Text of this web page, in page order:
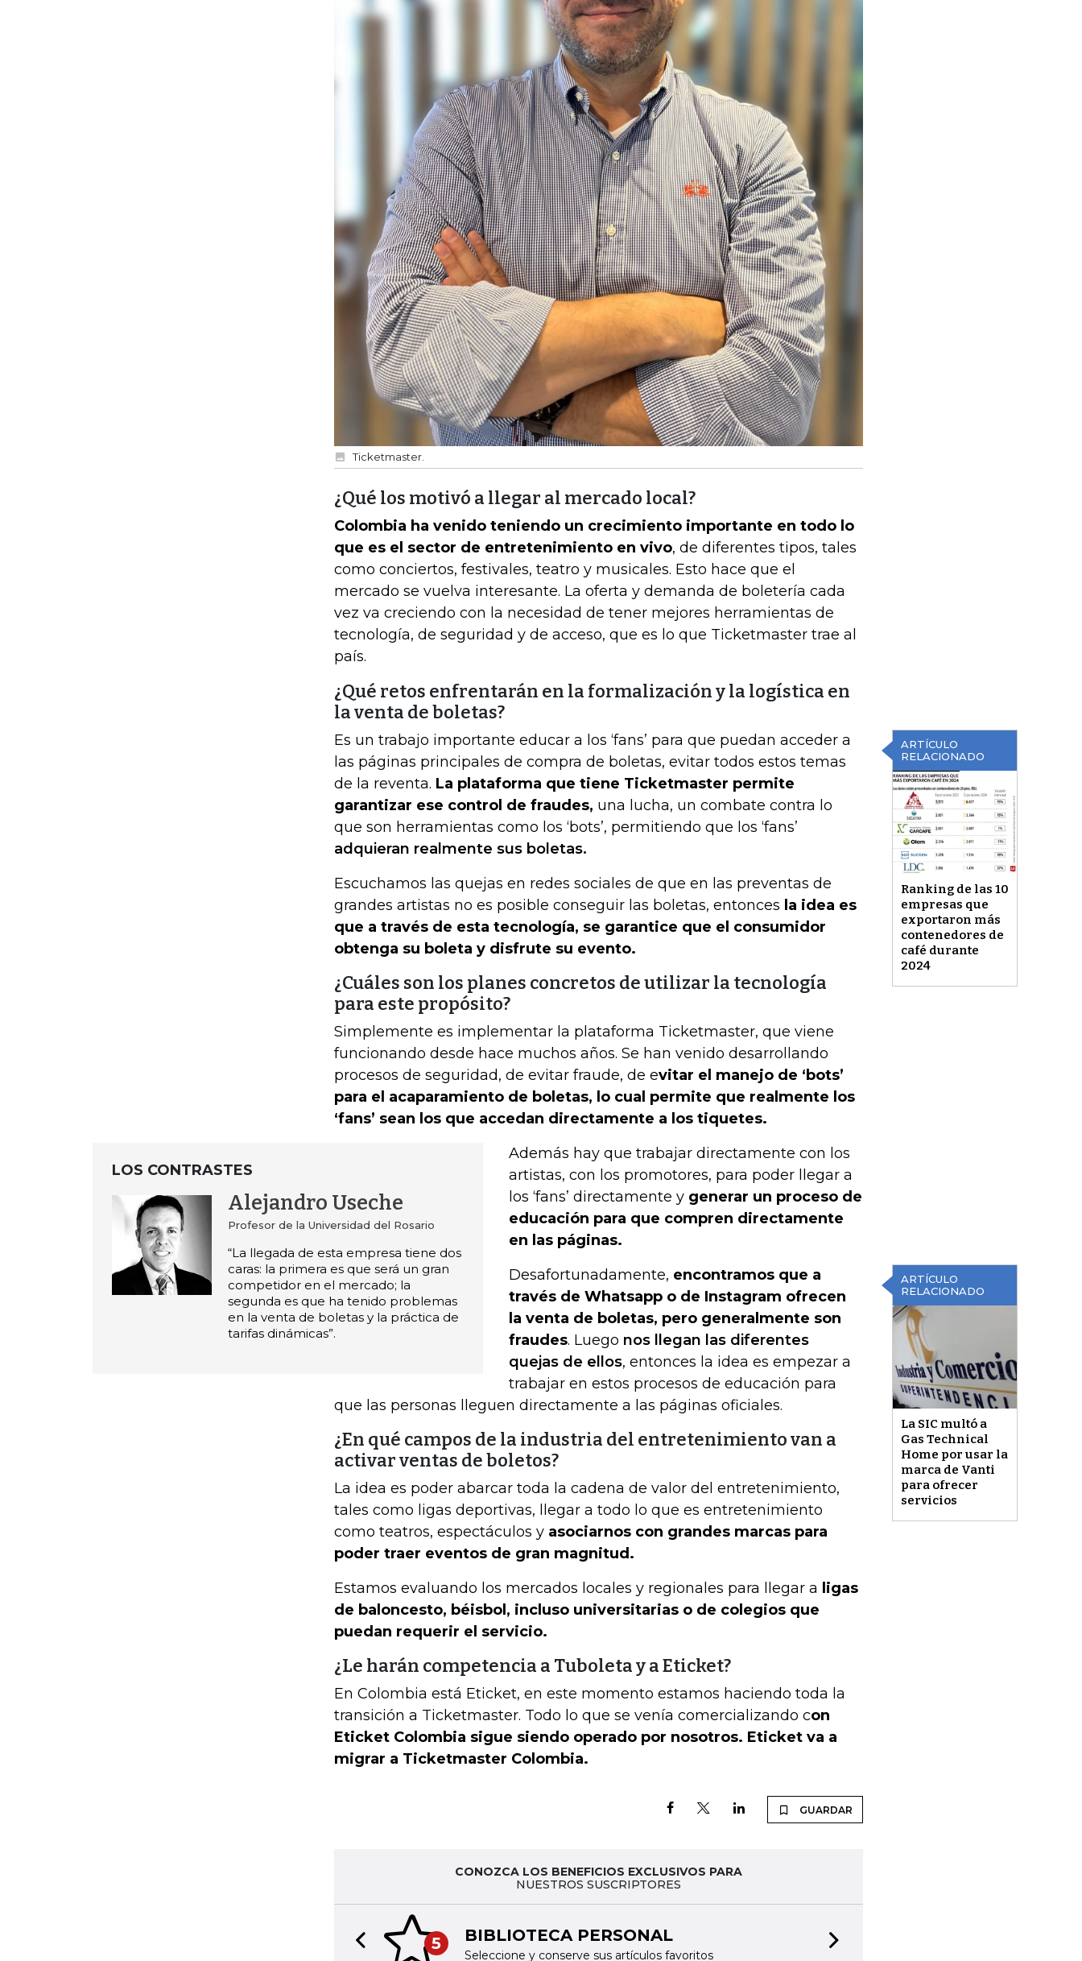
Ticketmaster.
¿Qué los motivó a llegar al mercado local?
Colombia ha venido teniendo un crecimiento importante en todo lo
que es el sector de entretenimiento en vivo, de diferentes tipos, tales
como conciertos, festivales, teatro y musicales. Esto hace que el
mercado se vuelva interesante. La oferta y demanda de boletería cada
vez va creciendo con la necesidad de tener mejores herramientas de
tecnología, de seguridad y de acceso, que es lo que Ticketmaster trae al
país.
¿Qué retos enfrentarán en la formalización y la logística en
la venta de boletas?
ARTÍCULO
RELACIONADO
Ranking de las 10
empresas que
exportaron más
contenedores de
café durante
2024
Es un trabajo importante educar a los ‘fans’ para que puedan acceder a
las páginas principales de compra de boletas, evitar todos estos temas
de la reventa. La plataforma que tiene Ticketmaster permite
garantizar ese control de fraudes, una lucha, un combate contra lo
que son herramientas como los ‘bots’, permitiendo que los ‘fans’
adquieran realmente sus boletas.
Escuchamos las quejas en redes sociales de que en las preventas de
grandes artistas no es posible conseguir las boletas, entonces la idea es
que a través de esta tecnología, se garantice que el consumidor
obtenga su boleta y disfrute su evento.
¿Cuáles son los planes concretos de utilizar la tecnología
para este propósito?
Simplemente es implementar la plataforma Ticketmaster, que viene
funcionando desde hace muchos años. Se han venido desarrollando
procesos de seguridad, de evitar fraude, de evitar el manejo de ‘bots’
para el acaparamiento de boletas, lo cual permite que realmente los
‘fans’ sean los que accedan directamente a los tiquetes.
LOS CONTRASTES
Alejandro Useche
Profesor de la Universidad del Rosario
“La llegada de esta empresa tiene dos
caras: la primera es que será un gran
competidor en el mercado; la
segunda es que ha tenido problemas
en la venta de boletas y la práctica de
tarifas dinámicas”.
Además hay que trabajar directamente con los
artistas, con los promotores, para poder llegar a
los ‘fans’ directamente y generar un proceso de
educación para que compren directamente
en las páginas.
ARTÍCULO
RELACIONADO
La SIC multó a
Gas Technical
Home por usar la
marca de Vanti
para ofrecer
servicios
Desafortunadamente, encontramos que a
través de Whatsapp o de Instagram ofrecen
la venta de boletas, pero generalmente son
fraudes. Luego nos llegan las diferentes
quejas de ellos, entonces la idea es empezar a
trabajar en estos procesos de educación para
que las personas lleguen directamente a las páginas oficiales.
¿En qué campos de la industria del entretenimiento van a
activar ventas de boletos?
La idea es poder abarcar toda la cadena de valor del entretenimiento,
tales como ligas deportivas, llegar a todo lo que es entretenimiento
como teatros, espectáculos y asociarnos con grandes marcas para
poder traer eventos de gran magnitud.
Estamos evaluando los mercados locales y regionales para llegar a ligas
de baloncesto, béisbol, incluso universitarias o de colegios que
puedan requerir el servicio.
¿Le harán competencia a Tuboleta y a Eticket?
En Colombia está Eticket, en este momento estamos haciendo toda la
transición a Ticketmaster. Todo lo que se venía comercializando con
Eticket Colombia sigue siendo operado por nosotros. Eticket va a
migrar a Ticketmaster Colombia.
GUARDAR
CONOZCA LOS BENEFICIOS EXCLUSIVOS PARA
NUESTROS SUSCRIPTORES
5 BIBLIOTECA PERSONAL
Seleccione y conserve sus artículos favoritos
Previous slide